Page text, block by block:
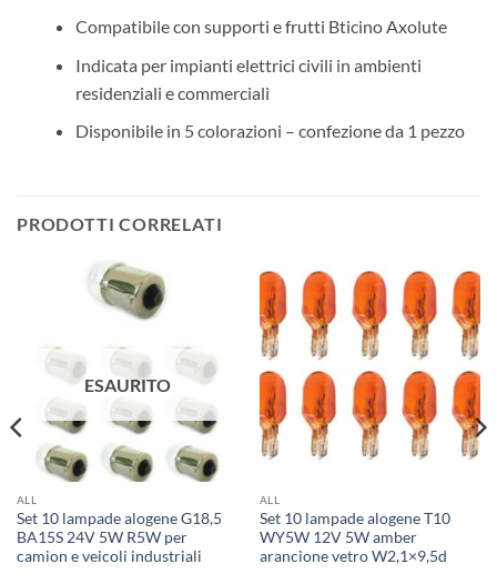
Compatibile con supporti e frutti Bticino Axolute
Indicata per impianti elettrici civili in ambienti
residenziali e commerciali
Disponibile in 5 colorazioni – confezione da 1 pezzo
PRODOTTI CORRELATI
ESAURITO
ALL
Set 10 lampade alogene G18,5
BA15S 24V 5W R5W per
camion e veicoli industriali
ALL
Set 10 lampade alogene T10
WY5W 12V 5W amber
arancione vetro W2,1×9,5d